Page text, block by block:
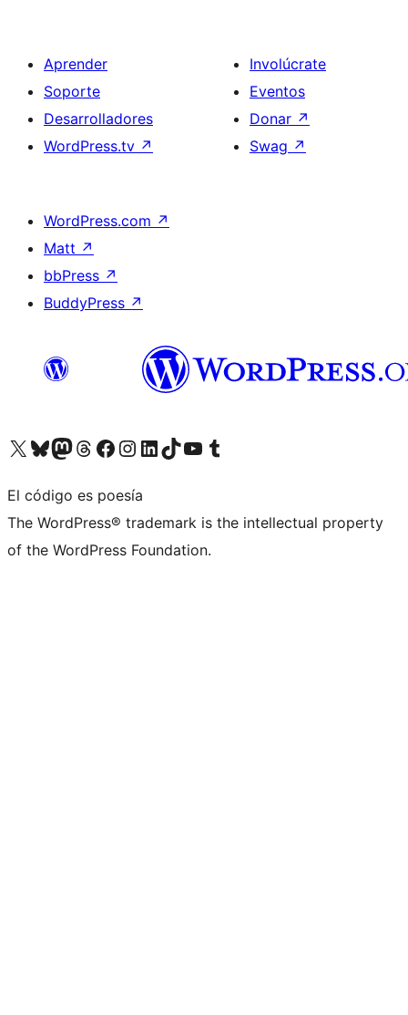
Aprender
Soporte
Desarrolladores
WordPress.tv ↗
Involúcrate
Eventos
Donar ↗
Swag ↗
WordPress.com ↗
Matt ↗
bbPress ↗
BuddyPress ↗
Visita nuestra cuenta de X (anteriormente Twitter)
Visita nuestra cuenta de Bluesky
Visita nuestra cuenta de Mastodon
Visita nuestra cuenta de Threads
Visita nuestra página de Facebook
Visita nuestra cuenta de Instagram
Visita nuestra cuenta de LinkedIn
Visita nuestra cuenta de TikTok
Visita nuestro canal de YouTube
Visita nuestra cuenta de Tumblr
El código es poesía
The WordPress® trademark is the intellectual property
of the WordPress Foundation.